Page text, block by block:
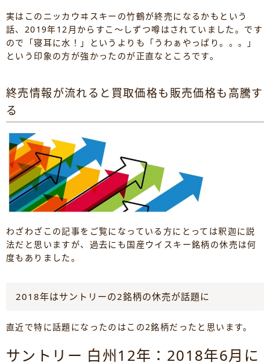
実はこのニッカウヰスキーの竹鶴が終売になるかもという
話、2019年12月からすこ～しずつ噂はされていました。です
ので「寝耳に水！」というよりも「うわぁやっぱり。。。」
という印象の方が強かったのが正直なところです。
終売情報が流れると買取価格も販売価格も高騰す
る
わざわざこの記事をご覧になっている方にとっては釈迦に説
法だと思いますが、過去にも国産ウイスキー銘柄の休売は何
度もありました。
2018年はサントリーの2銘柄の休売が話題に
直近で特に話題になったのはこの2銘柄だったと思います。
サントリー 白州12年：2018年6月に